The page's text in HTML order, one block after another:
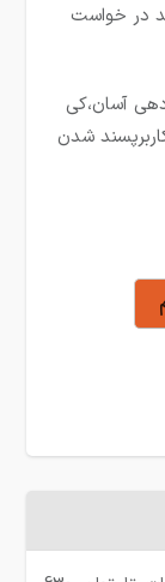
در خواست
آسان،کی
شدن